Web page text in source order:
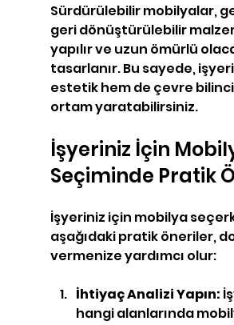
Sürdürülebilir mobilyalar,
geri dönüştürülebilir
yapılır ve uzun ömürlü
tasarlanır. Bu sayede,
estetik hem de çevre
ortam yaratabilirsiniz.
İşyeriniz İçin
Seçiminde Pratik
İşyeriniz için mobilya
aşağıdaki pratik öneriler,
vermenize yardımcı olur:
İhtiyaç Analizi Yapın:
hangi alanlarında